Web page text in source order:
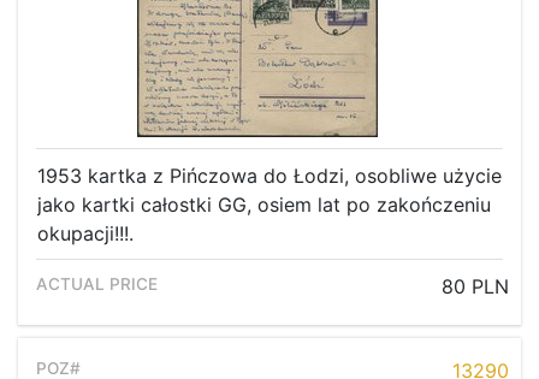
1953 kartka z Pińczowa do Łodzi, osobliwe użycie
jako kartki całostki GG, osiem lat po zakończeniu
okupacji!!!.
80 PLN
13290